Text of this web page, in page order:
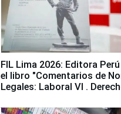
FIL Lima 2026: Editora
el libro "Comentarios de
Legales: Laboral Vl .